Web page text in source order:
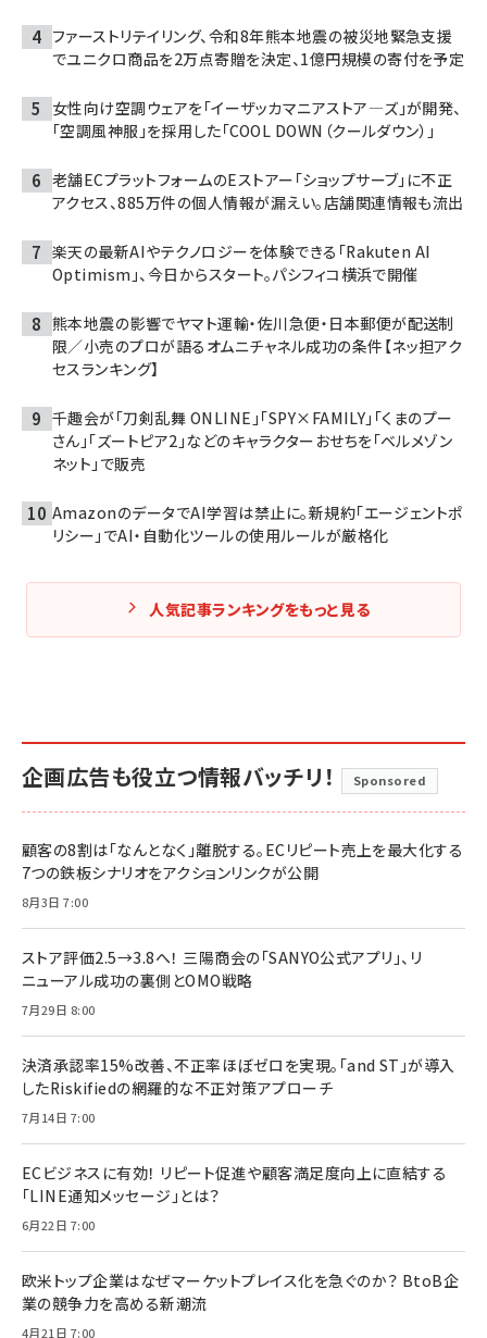
ファーストリテイリング、令和8年熊本地震の被災地緊急支援
でユニクロ商品を2万点寄贈を決定、1億円規模の寄付を予定
女性向け空調ウェアを「イーザッカマニアストア―ズ」が開発、
「空調風神服」を採用した「COOL DOWN（クールダウン）」
老舗ECプラットフォームのEストアー「ショップサーブ」に不正
アクセス、885万件の個人情報が漏えい。店舗関連情報も流出
楽天の最新AIやテクノロジーを体験できる「Rakuten AI
Optimism」、今日からスタート。パシフィコ横浜で開催
熊本地震の影響でヤマト運輸・佐川急便・日本郵便が配送制
限／小売のプロが語るオムニチャネル成功の条件【ネッ担アク
セスランキング】
千趣会が「刀剣乱舞 ONLINE」「SPY×FAMILY」「くまのプー
さん」「ズートピア2」などのキャラクターおせちを「ベルメゾン
ネット」で販売
AmazonのデータでAI学習は禁止に。新規約「エージェントポ
リシー」でAI・自動化ツールの使用ルールが厳格化
人気記事ランキングをもっと見る
企画広告も役立つ情報バッチリ！ Sponsored
顧客の8割は「なんとなく」離脱する。ECリピート売上を最大化する
7つの鉄板シナリオをアクションリンクが公開
8月3日 7:00
ストア評価2.5→3.8へ！ 三陽商会の「SANYO公式アプリ」、リ
ニューアル成功の裏側とOMO戦略
7月29日 8:00
決済承認率15%改善、不正率ほぼゼロを実現。「and ST」が導入
したRiskifiedの網羅的な不正対策アプローチ
7月14日 7:00
ECビジネスに有効！ リピート促進や顧客満足度向上に直結する
「LINE通知メッセージ」とは？
6月22日 7:00
欧米トップ企業はなぜマーケットプレイス化を急ぐのか？ BtoB企
業の競争力を高める新潮流
4月21日 7:00